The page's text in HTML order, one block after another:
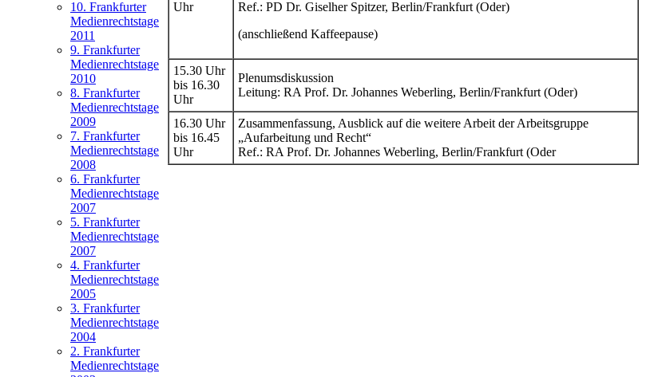
10. Frankfurter
Medienrechtstage
2011
9. Frankfurter
Medienrechtstage
2010
8. Frankfurter
Medienrechtstage
2009
7. Frankfurter
Medienrechtstage
2008
6. Frankfurter
Medienrechtstage
2007
5. Frankfurter
Medienrechtstage
2007
4. Frankfurter
Medienrechtstage
2005
3. Frankfurter
Medienrechtstage
2004
2. Frankfurter
Medienrechtstage
Uhr
Ref.: PD Dr. Giselher Spitzer, Berlin/Frankfurt (Oder)
(anschließend Kaffeepause)
15.30 Uhr
bis 16.30
Uhr
Plenumsdiskussion
Leitung: RA Prof. Dr. Johannes Weberling, Berlin/Frankfurt (Oder)
16.30 Uhr
bis 16.45
Uhr
Zusammenfassung, Ausblick auf die weitere Arbeit der Arbeitsgruppe
„Aufarbeitung und Recht“
Ref.: RA Prof. Dr. Johannes Weberling, Berlin/Frankfurt (Oder